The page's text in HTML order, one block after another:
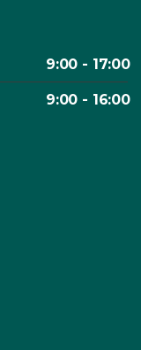
9:00 - 17:00
9:00 - 16:00